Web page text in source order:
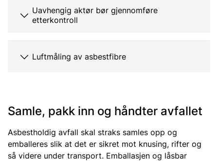
Uavhengig aktør bør gjennomføre
etterkontroll
Luftmåling av asbestfibre
Samle, pakk inn og håndter avfallet
Asbestholdig avfall skal straks samles opp og
emballeres slik at det er sikret mot knusing, rifter og
så videre under transport. Emballasjen og låsbar